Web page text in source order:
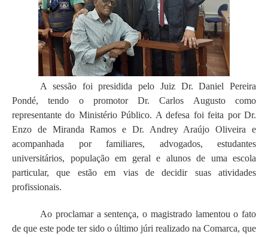
A sessão foi presidida pelo Juiz Dr. Daniel Pereira
Pondé, tendo o promotor Dr. Carlos Augusto como
representante do Ministério Público. A defesa foi feita por Dr.
Enzo de Miranda Ramos e Dr. Andrey Araújo Oliveira e
acompanhada por familiares, advogados, estudantes
universitários, população em geral e alunos de uma escola
particular, que estão em vias de decidir suas atividades
profissionais.
Ao proclamar a sentença, o magistrado lamentou o fato
de que este pode ter sido o último júri realizado na Comarca, que